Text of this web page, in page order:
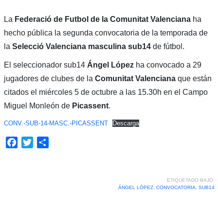
La Federació de Futbol de la Comunitat Valenciana ha
hecho pública la segunda convocatoria de la temporada de
la Selecció Valenciana masculina sub14de fútbol.
El seleccionador sub14Ángel Lópezha convocado a 29
jugadores de clubes de la Comunitat Valencianaque están
citados el miércoles 5 de octubre a las 15.30h en el Campo
Miguel Monleón de Picassent.
CONV.-SUB-14-MASC.-PICASSENT Descarga
Facebook
Twitter
ETIQUETADO BAJO:
ÁNGEL LÓPEZ, CONVOCATORIA SUB14